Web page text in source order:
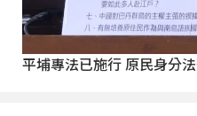
平埔專法已施行 原民身分